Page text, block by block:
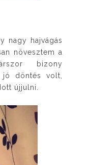
nagy hajvágás
növesztem a
bizony
döntés volt,
újjulni.